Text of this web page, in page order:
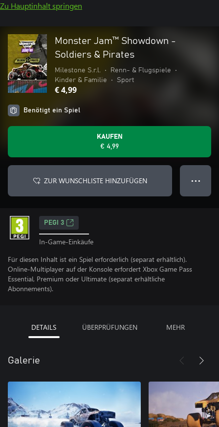
Zu Hauptinhalt springen
Monster Jam™ Showdown -
Soldiers & Pirates
Milestone S.r.l. • Renn- & Flugspiele
•
Kinder & Familie
• Sport
€ 4,99
Benötigt ein Spiel
KAUFEN
€ 4,99
ZUR WUNSCHLISTE HINZUFÜGEN ● ● ●
PEGI 3
In-Game-Einkäufe
Für diesen Inhalt ist ein Spiel erforderlich (separat erhältlich).
Online-Multiplayer auf der Konsole erfordert Xbox Game Pass
Essential, Premium oder Ultimate (separat erhältliche
Abonnements).
DETAILS ÜBERPRÜFUNGEN MEHR
Galerie